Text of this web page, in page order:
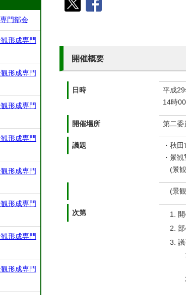
開催概要
日時
平成29
14時
開催場所 第二委
議題
・秋
・景
(景観
(景観
次第
門部会
形成専門
形成専門
形成専門
形成専門
形成専門
形成専門
形成専門
形成専門